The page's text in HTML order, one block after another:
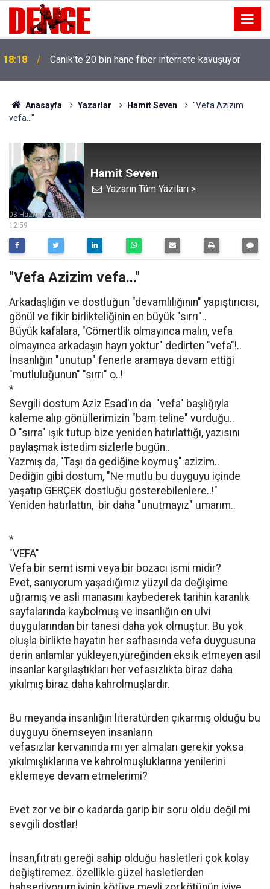
18:18 Canik'te 20 bin hane fiber internete kavuşuyor
Anasayfa Yazarlar Hamit Seven
"Vefa Azizim
vefa..."
Hamit Seven
Yazarın Tüm Yazıları >
12:59
03 Haziran 2013
"Vefa Azizim vefa..."
Arkadaşlığın ve dostluğun "devamlılığının" yapıştırıcısı,
gönül ve fikir birlikteliğinin en büyük "sırrı"..
Büyük kafalara, "Cömertlik olmayınca malın, vefa
olmayınca arkadaşın hayrı yoktur" dedirten "vefa"!..
İnsanlığın "unutup" fenerle aramaya devam ettiği
"mutluluğunun" "sırrı" o..!
*
Sevgili dostum Aziz Esad'ın da "vefa" başlığıyla
kaleme alıp gönüllerimizin "bam teline" vurduğu..
O "sırra" ışık tutup bize yeniden hatırlattığı, yazısını
paylaşmak istedim sizlerle bugün..
Yazmış da, "Taşı da gediğine koymuş" azizim..
Dediğin gibi dostum, "Ne mutlu bu duyguyu içinde
yaşatıp GERÇEK dostluğu gösterebilenlere..!"
Yeniden hatırlattın, bir daha "unutmayız" umarım..
*
"VEFA"
Vefa bir semt ismi veya bir bozacı ismi midir?
Evet, sanıyorum yaşadığımız yüzyıl da değişime
uğramış ve asli manasını kaybederek tarihin karanlık
sayfalarında kaybolmuş ve insanlığın en ulvi
duygularından bir tanesi daha yok olmuştur. Bu yok
oluşla birlikte hayatın her safhasında vefa duygusuna
derin anlamlar yükleyen,yüreğinden eksik etmeyen asil
insanlar karşılaştıkları her vefasızlıkta biraz daha
yıkılmış biraz daha kahrolmuşlardır.
Bu meyanda insanlığın literatürden çıkarmış olduğu bu
duyguyu önemseyen insanların
vefasızlar kervanında mı yer almaları gerekir yoksa
yıkılmışlıklarına ve kahrolmuşluklarına yenilerini
eklemeye devam etmelerimi?
Evet zor ve bir o kadarda garip bir soru oldu değil mi
sevgili dostlar!
İnsan,fıtratı gereği sahip olduğu hasletleri çok kolay
değiştiremez. özellikle güzel hasletlerden